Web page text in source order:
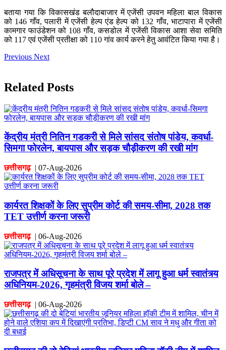
बताया गया कि विकासखंड बलौदाबाजार में एजेंसी उपवन महिला बाल विकास
को 146 गाँव, पलारी में एजेंसी हेल्प एंड हेल्प को 132 गाँव, भाटापारा में एजेंसी
कामगार फाउंडेशन को 108 गाँव, कसडोल में एजेंसी विकास आशा सेवा समिति
को 117 एवं एजेंसी प्रतीक्षा को 110 गांव कार्य करने हेतु आवंटित किया गया है।
Previous Next
Related Posts
केंद्रीय मंत्री नितिन गडकरी से मिले सांसद संतोष पांडेय, कवर्धा-
सिमगा फोरलेन, बायपास और सड़क चौड़ीकरण की रखी मांग
छत्तीसगढ़| 07-Aug-2026
कार्यरत शिक्षकों के लिए सुप्रीम कोर्ट की समय-सीमा, 2028 तक
TET उत्तीर्ण करना जरूरी
छत्तीसगढ़| 06-Aug-2026
राजपत्र में अधिसूचना के साथ पूरे प्रदेश में लागू हुआ धर्म स्वातंत्र्य
अधिनियम-2026, गृहमंत्री विजय शर्मा बोले –
छत्तीसगढ़| 06-Aug-2026